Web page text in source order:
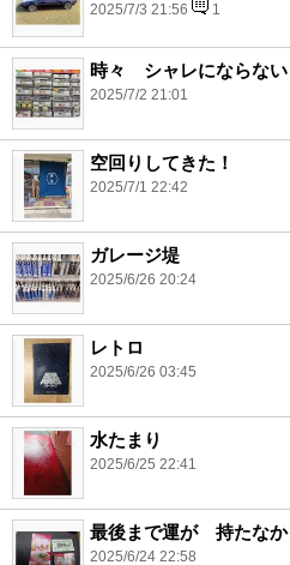
2025/7/3 21:56 1
時々 シャレにならない
2025/7/2 21:01
空回りしてきた！
2025/7/1 22:42
ガレージ堤
2025/6/26 20:24
レトロ
2025/6/26 03:45
水たまり
2025/6/25 22:41
最後まで運が 持たなか
2025/6/24 22:58